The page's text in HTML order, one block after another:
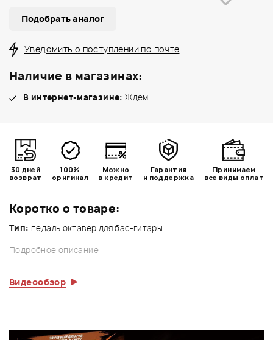
Коротко о товаре:
Тип: педаль октавер для бас-гитары
Подробное описание
Видеообзор
Подобрать аналог
Уведомить о поступлении по почте
Наличие в магазинах:
В интернет-магазине: Ждем
30 дней
возврат
100%
оригинал
Можно
в кредит
Гарантия
и поддержка
Принимаем
все виды оплат